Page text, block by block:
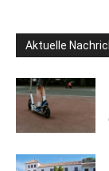
Aktuelle